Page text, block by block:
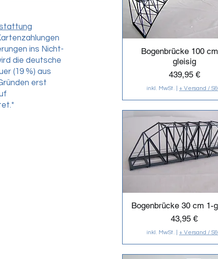
ins Nicht-
die deutsche
(19 %) aus
erst
Bogenbrücke 100
gleisig
Preis
439,95 €
inkl. MwSt. + Versand /
Bogenbrücke 30 cm 1-
Preis
43,95 €
inkl. MwSt. + Versand /